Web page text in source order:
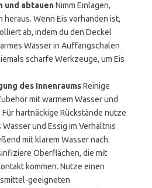
und abtauenNimm Einlagen,
heraus. Wenn Eis vorhanden ist,
ab, indem du den Deckel
Wasser in Auffangschalen
scharfe Werkzeuge, um Eis
des InnenraumsReinige
mit warmem Wasser und
hartnäckige Rückstände nutze
und Essig im Verhältnis
mit klarem Wasser nach.
Oberflächen, die mit
kommen. Nutze einen
geeigneten